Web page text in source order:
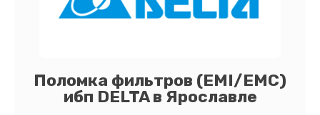
Поломка фильтров (EMI/EMC)
ибп DELTA в Ярославле